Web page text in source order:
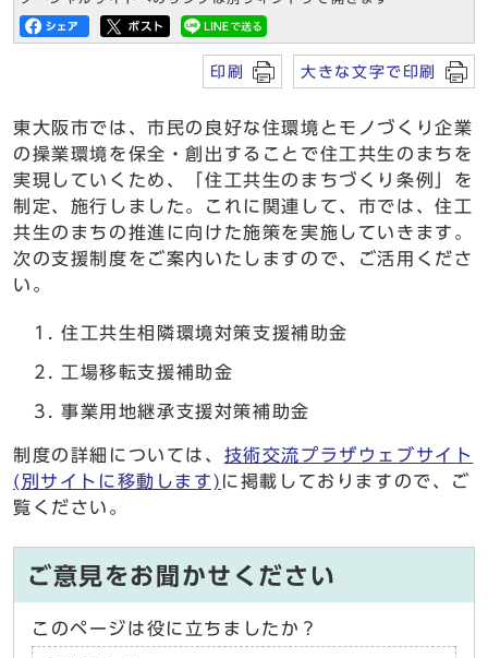
印刷 大きな文字で印刷
東大阪市では、市民の良好な住環境とモノづくり企業
の操業環境を保全・創出することで住工共生のまちを
実現していくため、「住工共生のまちづくり条例」を
制定、施行しました。これに関連して、市では、住工
共生のまちの推進に向けた施策を実施していきます。
次の支援制度をご案内いたしますので、ご活用くださ
い。
住工共生相隣環境対策支援補助金
工場移転支援補助金
事業用地継承支援対策補助金
制度の詳細については、 技術交流プラザウェブサイト
(別サイトに移動します) に掲載しておりますので、ご
覧ください。
ご意見をお聞かせください
このページは役に立ちましたか？